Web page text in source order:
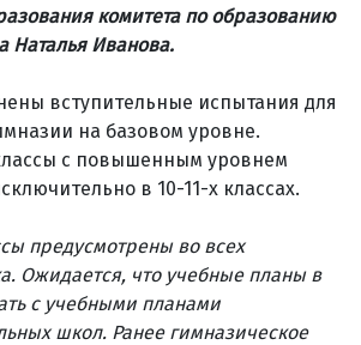
комитета по образованию
Наталья Иванова.
вступительные испытания для
на базовом уровне.
с повышенным уровнем
в 10-11-х классах.
предусмотрены во всех
Ожидается, что учебные планы в
с учебными планами
школ. Ранее гимназическое